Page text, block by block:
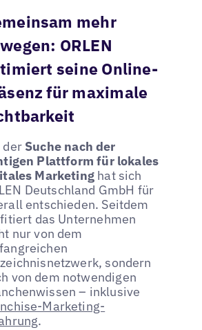
mehr
ORLEN
seine Online-
für maximale
der Suche nach der
Plattform für lokales
Marketing hat sich
Deutschland GmbH für
entschieden. Seitdem
das Unternehmen
nur von dem
sondern
von dem notwendigen
– inklusive
Marketing-
.